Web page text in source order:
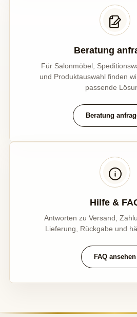
Beratung
Für Salonmöbel,
und Produktauswahl finden
passende
Beratung
Hilfe &
Antworten zu Versand,
Lieferung, Rückgabe und
FAQ ansehen